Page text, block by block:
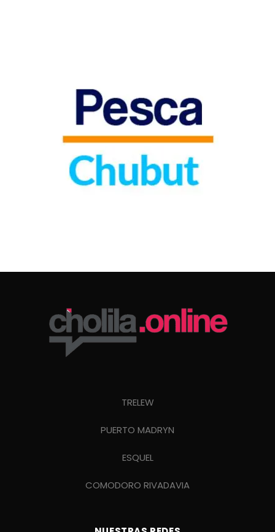
TRELEW
PUERTO MADRYN
ESQUEL
COMODORO RIVADAVIA